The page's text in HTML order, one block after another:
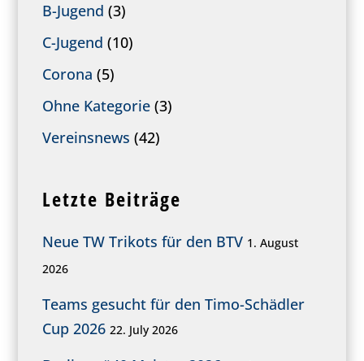
B-Jugend (3)
C-Jugend (10)
Corona (5)
Ohne Kategorie (3)
Vereinsnews (42)
Letzte Beiträge
Neue TW Trikots für den BTV 1. August
2026
Teams gesucht für den Timo-Schädler
Cup 2026 22. July 2026